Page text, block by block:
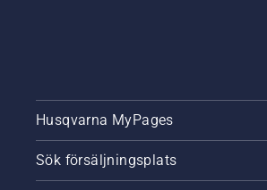
Husqvarna MyPages
Sök försäljningsplats